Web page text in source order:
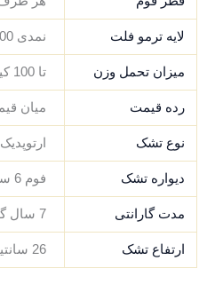
لایه ترمو فلت نمدی 1100 گرم
میزان تحمل وزن تا 100 کیلوگرم
رده قیمت میان
نوع تشک ارتوپدیک
دیواره تشک فوم 6 سانتیمتر 20 کیلوگرم
مدت گارانتی 7 سال گارانتی
ارتفاع تشک 26 سانتیمتر